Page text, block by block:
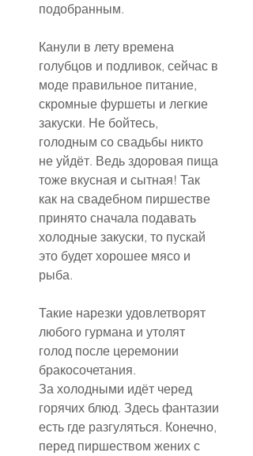
подобранным.
Канули в лету времена
голубцов и подливок, сейчас в
моде правильное питание,
скромные фуршеты и легкие
закуски. Не бойтесь,
голодным со свадьбы никто
не уйдёт. Ведь здоровая пища
тоже вкусная и сытная! Так
как на свадебном пиршестве
принято сначала подавать
холодные закуски, то пускай
это будет хорошее мясо и
рыба.
Такие нарезки удовлетворят
любого гурмана и утолят
голод после церемонии
бракосочетания.
За холодными идёт черед
горячих блюд. Здесь фантазии
есть где разгуляться. Конечно,
перед пиршеством жених с